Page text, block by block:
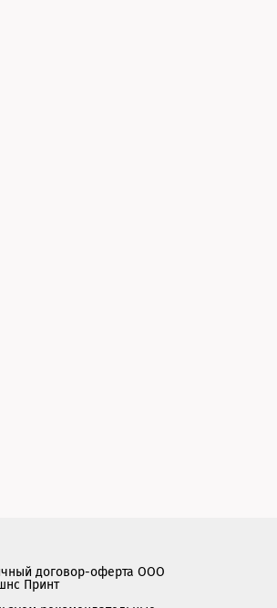
договор-оферта ООО
Принт